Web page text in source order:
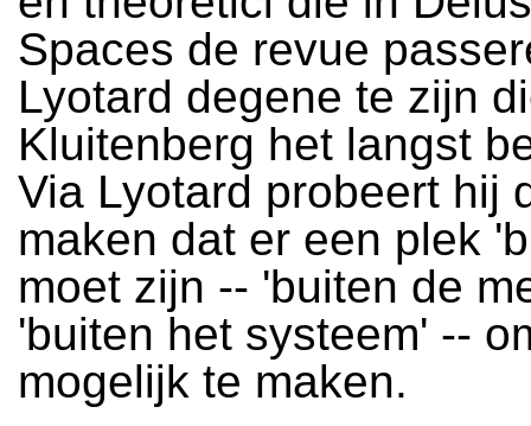
Spaces de revue
Lyotard degene te zijn
Kluitenberg het langst
Via Lyotard probeert hij
maken dat er een plek
moet zijn -- 'buiten de
'buiten het systeem' --
mogelijk te maken.